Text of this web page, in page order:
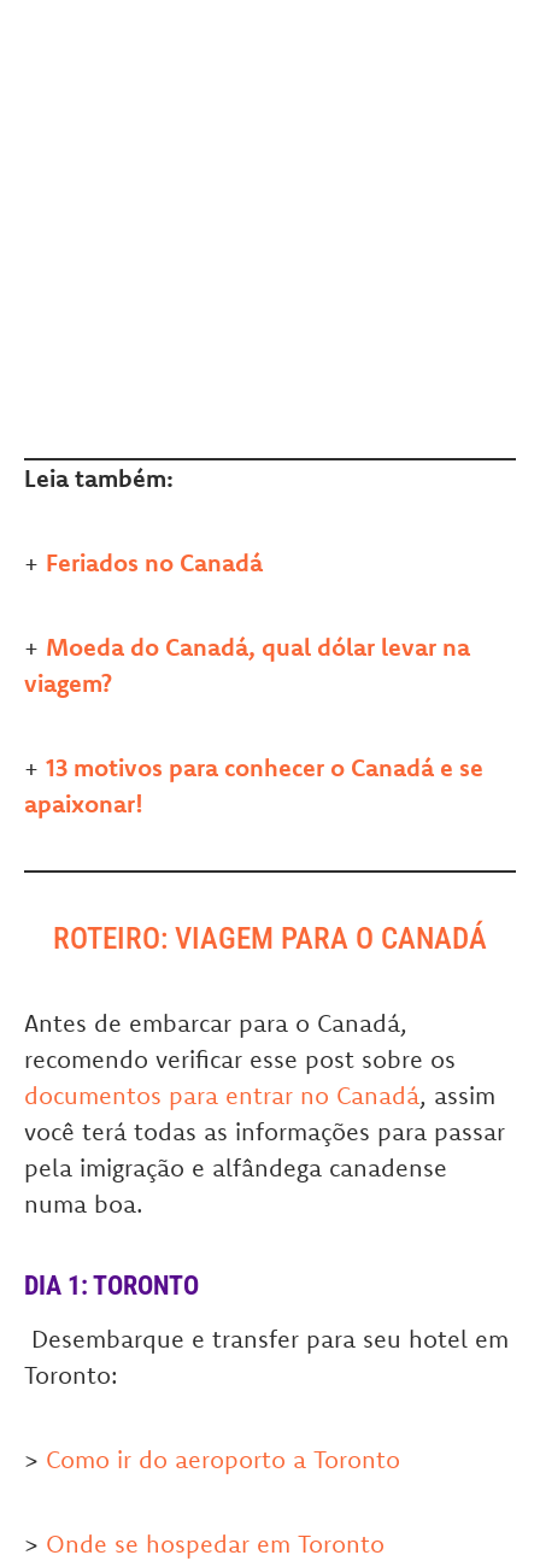
Leia também:
+ Feriados no Canadá
+ Moeda do Canadá, qual dólar levar na
viagem?
+ 13 motivos para conhecer o Canadá e se
apaixonar!
ROTEIRO: VIAGEM PARA O CANADÁ
Antes de embarcar para o Canadá,
recomendo verificar esse post sobre os
documentos para entrar no Canadá, assim
você terá todas as informações para passar
pela imigração e alfândega canadense
numa boa.
DIA 1: TORONTO
Desembarque e transfer para seu hotel em
Toronto:
> Como ir do aeroporto a Toronto
> Onde se hospedar em Toronto